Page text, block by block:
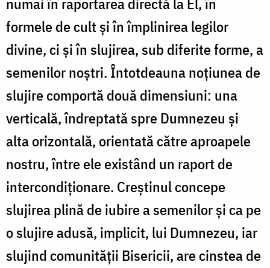
formele de cult și în împlinirea legilor
divine, ci și în slujirea, sub diferite forme, a
semenilor noștri. Întotdeauna noțiunea de
slujire comportă două dimensiuni: una
verticală, îndreptată spre Dumnezeu și
alta orizontală, orientată către aproapele
nostru, între ele existând un raport de
intercondiționare. Creștinul concepe
slujirea plină de iubire a semenilor și ca pe
o slujire adusă, implicit, lui Dumnezeu, iar
slujind comunității Bisericii, are cinstea de